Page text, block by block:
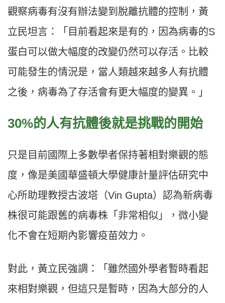
觀察病毒有沒有辦法變到脫離抗體的控制，黃
立民坦言：「目前看起來是有的，因為病毒的S
蛋白可以做大幅度的改變仍然可以存活。比較
可能發生的情況是，當人類越來越多人有抗體
之後，病毒為了存活會有更大幅度的變異。」
30%的人有抗體後就是挑戰的開始
只是目前國際上多數學者保持著相對樂觀的態
度，像是美國華盛頓大學健康計量評估研究中
心所助理教授古波塔（Vin Gupta）認為新病毒
株很可能跟舊的病毒株「非常相似」，微小變
化不會在短期內影響疫苗效力。
對此，黃立民強調：「雖然國外學者暫時看起
來相對樂觀，但這只是暫時，因為大部分的人